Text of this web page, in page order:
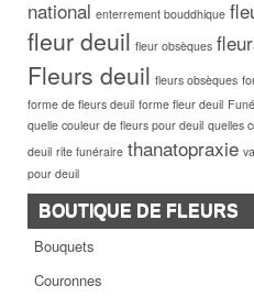
national enterrement bouddhique
fleur deuil fleur obsèques
Fleurs deuil fleurs obsèques
forme de fleurs deuil forme fleur deuil
quelle couleur de fleurs pour deuil quelles
deuil rite funéraire thanatopraxie
pour deuil
BOUTIQUE DE FLEURS
Bouquets
Couronnes